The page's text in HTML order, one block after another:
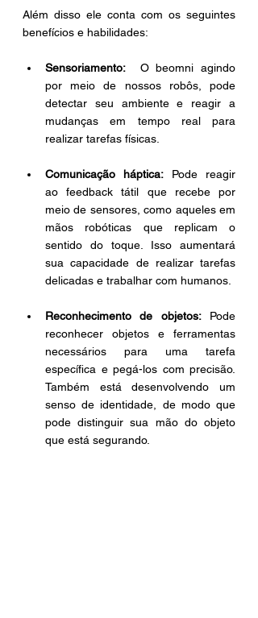
Além disso ele conta com os seguintes
benefícios e habilidades:
Sensoriamento:
  O beomni agindo
por meio de nossos robôs, pode
detectar seu ambiente e reagir a
mudanças em tempo real para
realizar tarefas físicas.
Comunicação háptica: Pode reagir
ao feedback tátil que recebe por
meio de sensores, como aqueles em
mãos robóticas que replicam o
sentido do toque. Isso aumentará
sua capacidade de realizar tarefas
delicadas e trabalhar com humanos.
Reconhecimento de objetos: Pode
reconhecer objetos e ferramentas
necessários para uma tarefa
específica e pegá-los com precisão.
Também está desenvolvendo um
senso de identidade, de modo que
pode distinguir sua mão do objeto
que está segurando.